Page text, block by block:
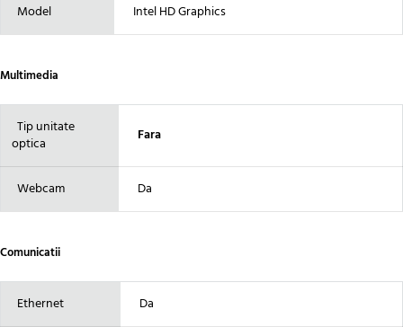
Model Intel HD Graphics
Multimedia
Tip unitate
optica
Fara
Webcam Da
Comunicatii
Ethernet Da